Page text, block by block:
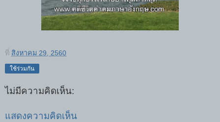
ที่ สิงหาคม 29, 2560
ใช้ร่วมกัน
ไม่มีความคิดเห็น:
แสดงความคิดเห็น